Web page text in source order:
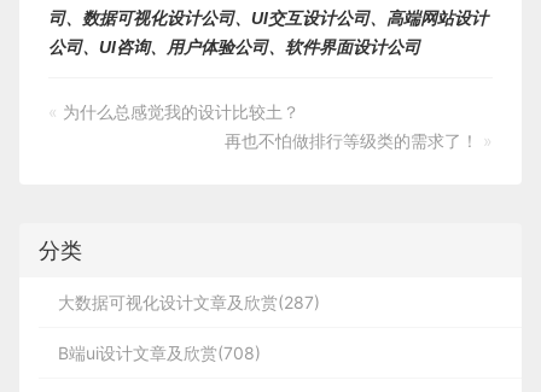
司、数据可视化设计公司、UI交互设计公司、高端网站设计
公司、UI咨询、用户体验公司、软件界面设计公司
« 为什么总感觉我的设计比较土？
再也不怕做排行等级类的需求了！
»
分类
大数据可视化设计文章及欣赏(287)
B端ui设计文章及欣赏(708)